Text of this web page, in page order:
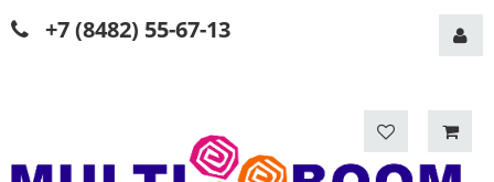
+7 (8482) 55-67-13